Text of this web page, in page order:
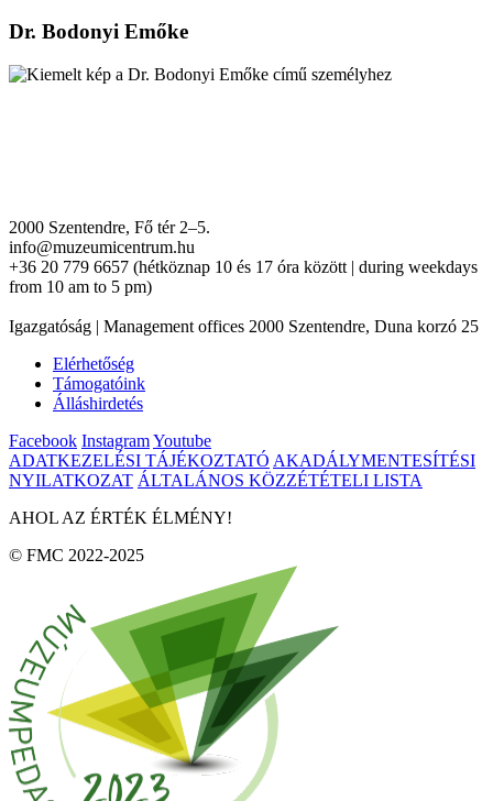
Dr. Bodonyi Emőke
2000 Szentendre, Fő tér 2–5.
info@muzeumicentrum.hu
+36 20 779 6657 (hétköznap 10 és 17 óra között | during weekdays
from 10 am to 5 pm)
Igazgatóság | Management offices 2000 Szentendre, Duna korzó 25
Elérhetőség
Támogatóink
Álláshirdetés
Facebook InstagramYoutube
ADATKEZELÉSI TÁJÉKOZTATÓ AKADÁLYMENTESÍTÉSI
NYILATKOZAT ÁLTALÁNOS KÖZZÉTÉTELI LISTA
AHOL AZ ÉRTÉK ÉLMÉNY!
© FMC 2022-2025